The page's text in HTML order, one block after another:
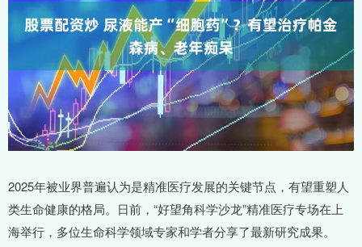
2025年被业界普遍认为是精准医疗发展的关键节点，有望重塑人
类生命健康的格局。日前，“好望角科学沙龙”精准医疗专场在上
海举行，多位生命科学领域专家和学者分享了最新研究成果。